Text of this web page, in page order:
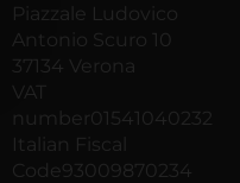
Piazzale Ludovico
Antonio Scuro 10
37134 Verona
VAT
number01541040232
Italian Fiscal
Code93009870234